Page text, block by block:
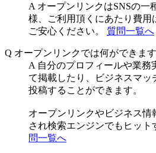
A オープンリンクはSNSの一
様、ご利用頂くにあたり費用
ご安心ください。 質問一覧へ
Q オープンリンクでは何ができま
A 自分のプロフィールや業務
て掲載したり、ビジネスマッ
投稿することができます。
オープンリンクやビジネス情
され検索エンジンでもヒット
問一覧へ